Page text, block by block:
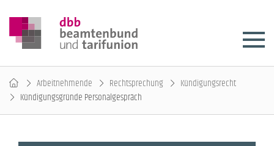
Arbeitnehmende Rechtsprechung
Kündigungsrecht
Kündigungsgründe Personalgespräch